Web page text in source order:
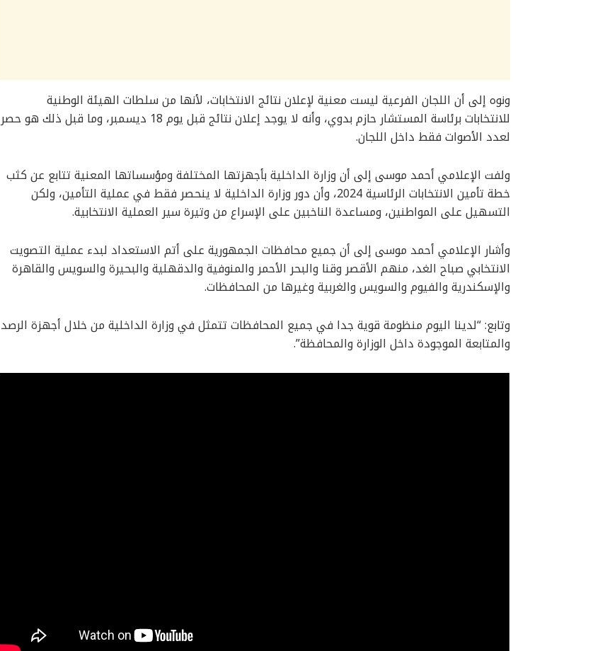
ونوه إلى أن اللجان الفرعية ليست معنية لإعلان نتائج الانتخابات، لأنها من سلطات الهيئة الوطنية
للانتخابات برئاسة المستشار حازم بدوي، وأنه لا يوجد إعلان نتائج قبل يوم 18 ديسمبر، وما قبل ذلك هو حصر
لعدد الأصوات فقط داخل اللجان.
ولفت الإعلامي أحمد موسى إلى أن وزارة الداخلية بأجهزتها المختلفة ومؤسساتها المعنية تتابع عن كثب
خطة تأمين الانتخابات الرئاسية 2024، وأن دور وزارة الداخلية لا ينحصر فقط في عملية التأمين، ولكن
التسهيل على المواطنين، ومساعدة الناخبين على الإسراع من وتيرة سير العملية الانتخابية.
وأشار الإعلامي أحمد موسى إلى أن جميع محافظات الجمهورية على أتم الاستعداد لبدء عملية التصويت
الانتخابي صباح الغد، منهم الأقصر وقنا والبحر الأحمر والمنوفية والدقهلية والبحيرة والسويس والقاهرة
والإسكندرية والفيوم والسويس والغربية وغيرها من المحافظات.
وتابع: “لدينا اليوم منظومة قوية جدا في جميع المحافظات تتمثل في وزارة الداخلية من خلال أجهزة الرصد
والمتابعة الموجودة داخل الوزارة والمحافظة”.